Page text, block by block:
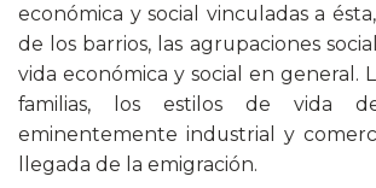
económica y social vinculadas a
de los barrios, las agrupaciones
vida económica y social en general.
familias, los estilos de vida
eminentemente industrial y
llegada de la emigración.